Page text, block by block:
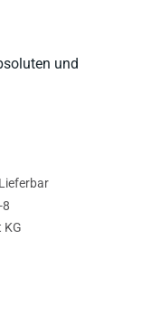
und
Lieferbar
8
KG